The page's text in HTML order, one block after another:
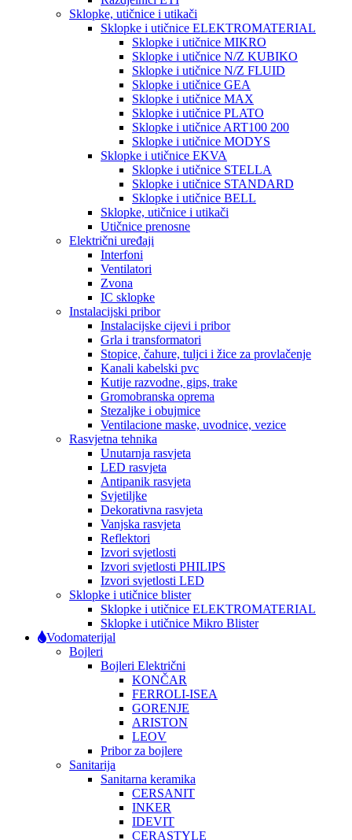
Sklopke, utičnice i utikači
Sklopke i utičnice ELEKTROMATERIAL
Sklopke i utičnice MIKRO
Sklopke i utičnice N/Z KUBIKO
Sklopke i utičnice N/Z FLUID
Sklopke i utičnice GEA
Sklopke i utičnice MAX
Sklopke i utičnice PLATO
Sklopke i utičnice ART100 200
Sklopke i utičnice MODYS
Sklopke i utičnice EKVA
Sklopke i utičnice STELLA
Sklopke i utičnice STANDARD
Sklopke i utičnice BELL
Sklopke, utičnice i utikači
Utičnice prenosne
Električni uređaji
Interfoni
Ventilatori
Zvona
IC sklopke
Instalacijski pribor
Instalacijske cijevi i pribor
Grla i transformatori
Stopice, čahure, tuljci i žice za provlačenje
Kanali kabelski pvc
Kutije razvodne, gips, trake
Gromobranska oprema
Stezaljke i obujmice
Ventilacione maske, uvodnice, vezice
Rasvjetna tehnika
Unutarnja rasvjeta
LED rasvjeta
Antipanik rasvjeta
Svjetiljke
Dekorativna rasvjeta
Vanjska rasvjeta
Reflektori
Izvori svjetlosti
Izvori svjetlosti PHILIPS
Izvori svjetlosti LED
Sklopke i utičnice blister
Sklopke i utičnice ELEKTROMATERIAL
Sklopke i utičnice Mikro Blister
Vodomaterijal
Bojleri
Bojleri Električni
KONČAR
FERROLI-ISEA
GORENJE
ARISTON
LEOV
Pribor za bojlere
Sanitarija
Sanitarna keramika
CERSANIT
INKER
IDEVIT
CERASTYLE